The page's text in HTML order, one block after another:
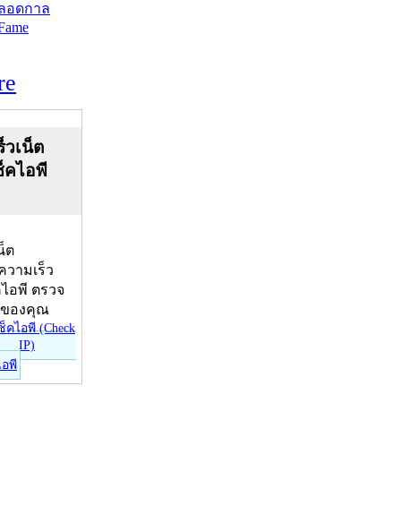
อดกาล
วเน็ต
คไอพี
ต
วามเร็ว
อพี ตรวจ
ของคุณ
อพี